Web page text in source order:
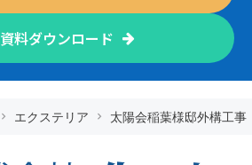
資料ダウンロード
エクステリア 太陽会稲葉様邸外構工事